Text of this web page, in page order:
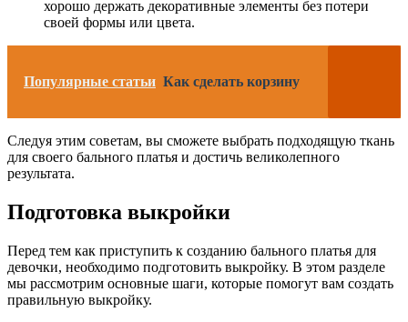
хорошо держать декоративные элементы без потери
своей формы или цвета.
Популярные статьи Как сделать корзину
Следуя этим советам, вы сможете выбрать подходящую ткань
для своего бального платья и достичь великолепного
результата.
Подготовка выкройки
Перед тем как приступить к созданию бального платья для
девочки, необходимо подготовить выкройку. В этом разделе
мы рассмотрим основные шаги, которые помогут вам создать
правильную выкройку.